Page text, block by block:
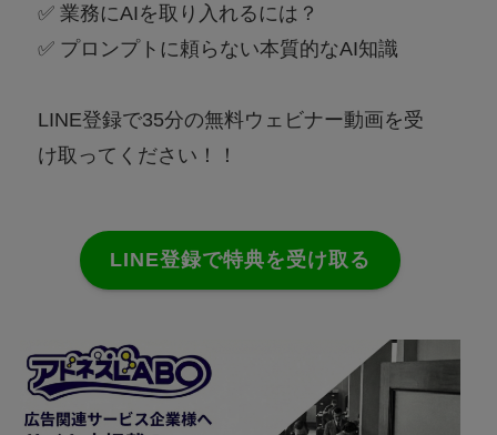
✅ 業務にAIを取り入れるには？
✅ プロンプトに頼らない本質的なAI知識
LINE登録で35分の無料ウェビナー動画を受
け取ってください！！
LINE登録で特典を受け取る